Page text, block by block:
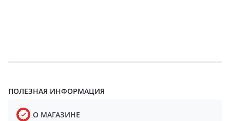
ПОЛЕЗНАЯ ИНФОРМАЦИЯ
О МАГАЗИНЕ